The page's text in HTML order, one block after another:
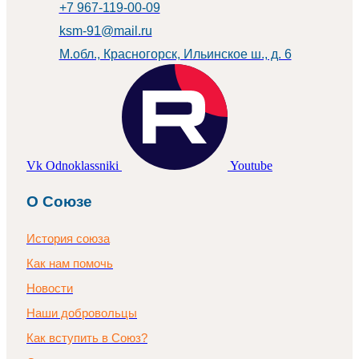
+7 967-119-00-09
ksm-91@mail.ru
М.обл., Красногорск, Ильинское ш., д. 6
Vk Odnoklassniki Youtube
О Союзе
История союза
Как нам помочь
Новости
Наши добровольцы
Как вступить в Союз?